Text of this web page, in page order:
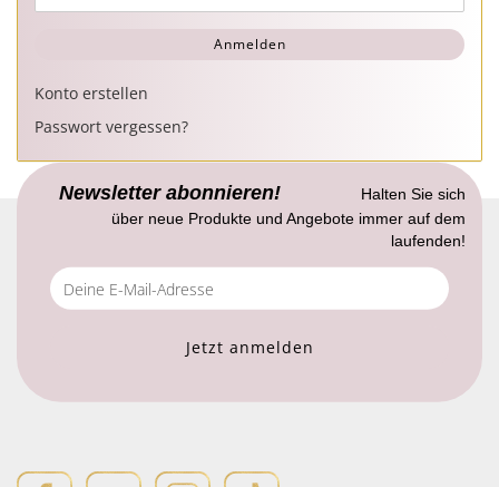
Anmelden
Konto erstellen
Passwort vergessen?
Newsletter abonnieren!
Halten Sie sich
über neue Produkte und Angebote immer auf dem
laufenden!